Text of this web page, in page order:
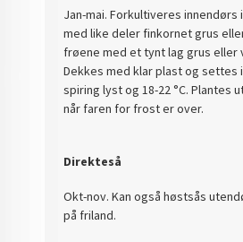
Jan-mai. Forkultiveres
med like deler finkornet grus
frøene med et tynt lag grus eller
Dekkes med klar plast og settes
spiring lyst og 18-22 °C. Plantes
når faren for frost er over.
Direkteså
Okt-nov.Kan også høstsås
på friland.